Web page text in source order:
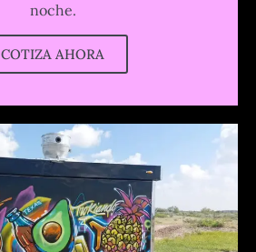
noche.
COTIZA AHORA